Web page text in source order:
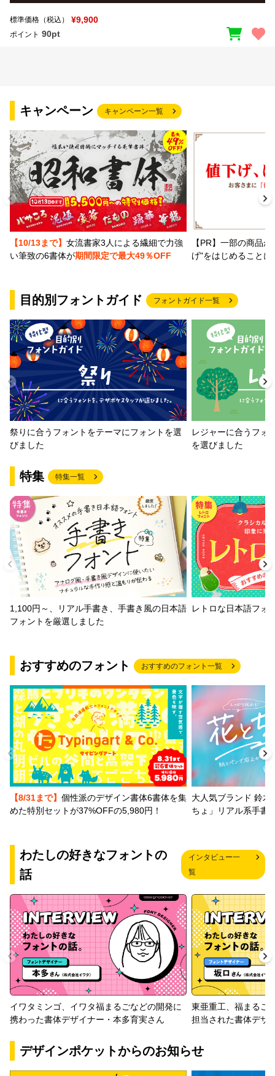
標準価格（税込） ¥9,900
ポイント 90pt
キャンペーン キャンペーン一覧
【10/13まで】 女流書家3人による繊細で力強
い筆致の6書体が期間限定で最大49％OFF
【PR】一部の商品
げ"をはじめること
目的別フォントガイド フォントガイド一覧
祭りに合うフォントをテーマにフォントを選
びました
レジャーに合うフォ
を選びました
特集 特集一覧
1,100円～、リアル手書き、手書き風の日本語
フォントを厳選しました
レトロな日本語フォ
おすすめのフォント おすすめのフォント一覧
【8/31まで】 個性派のデザイン書体6書体を集
めた特別セットが37%OFFの5,980円！
大人気ブランド 鈴木
ちょ」リアル系手書
わたしの好きなフォントの
話
インタビュー一
覧
イワタミンゴ、イワタ福まるごなどの開発に
携わった書体デザイナー・本多育実さん
東亜重工、福まるご
担当された書体デザ
デザインポケットからのお知らせ